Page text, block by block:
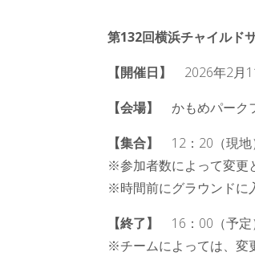
第132回横浜チャイルド
【開催日】
2026年2月
【会場】
かもめパーク
【集合】
12：20（現地
※参加者数によって変更
※時間前にグラウンドに
【終了】
16：00（予定
※チームによっては、変